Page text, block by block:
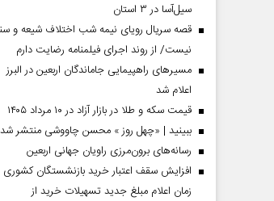
سیل‌آسا در ۳ استان
قصه سریال رویای نیمه شب اختلاف شیعه و
نیست/ از روند اجرای فیلمنامه رضایت دارم
مسیر‌های راهپیمایی جاماندگان اربعین در البرز
اعلام شد
قیمت سکه و طلا در بازار آزاد در ۱۰ مرداد ۱۴۰۵
ببینید | «چهل روز » محسن چاووشی منتشر شد
رسانه‌های برون‌مرزی راویان جهانی اربعین
افزایش سقف اعتبار خرید بازنشستگان کشوری
زمان اعلام مبلغ جدید تسهیلات خرید از
صفحات نخست روزنامه ها‌ی‌سه‌شنبه ۶ مردادماه